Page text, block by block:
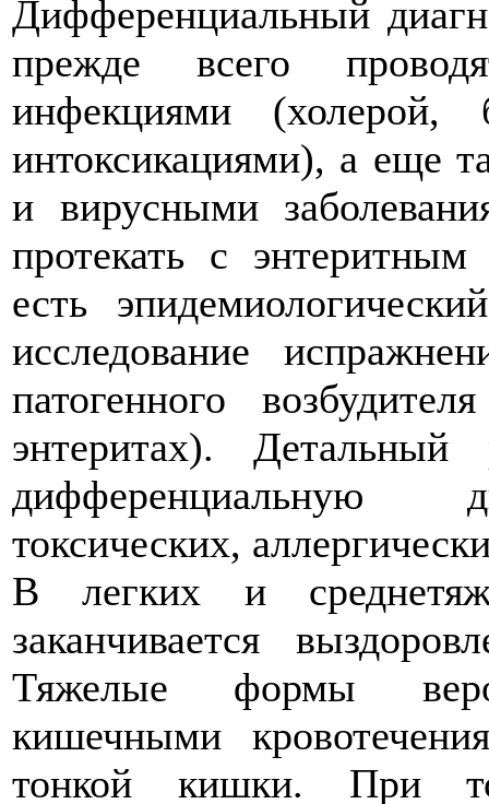
Дифференциальный
прежде всего
инфекциями
интоксикациями), а еще
и вирусными
протекать с
есть
исследование
патогенного
энтеритах). Детальный
дифференциальную
токсических,
В легких и
заканчивается
Тяжелые формы
кишечными
тонкой кишки. При